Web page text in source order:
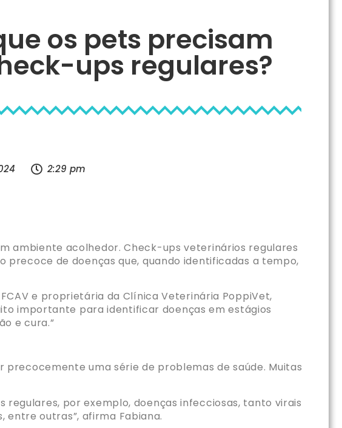
os pets precisam
ups regulares?
2:29 pm
ambiente acolhedor. Check-ups veterinários regulares
de doenças que, quando identificadas a tempo,
e proprietária da Clínica Veterinária PoppiVet,
importante para identificar doenças em estágios
e cura.”
uma série de problemas de saúde. Muitas
por exemplo, doenças infecciosas, tanto virais
outras”, afirma Fabiana.